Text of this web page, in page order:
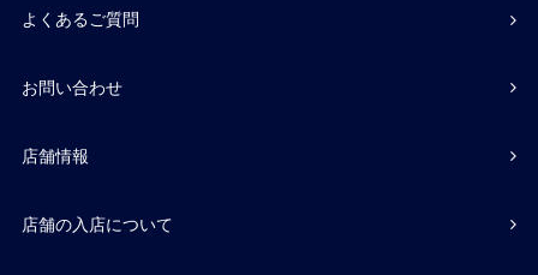
よくあるご質問
お問い合わせ
店舗情報
店舗の入店について